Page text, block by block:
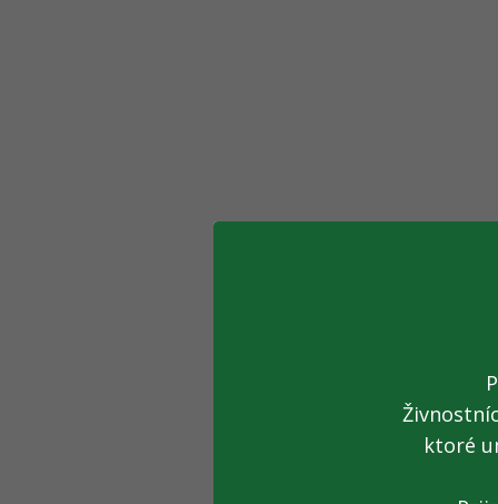
ktoré